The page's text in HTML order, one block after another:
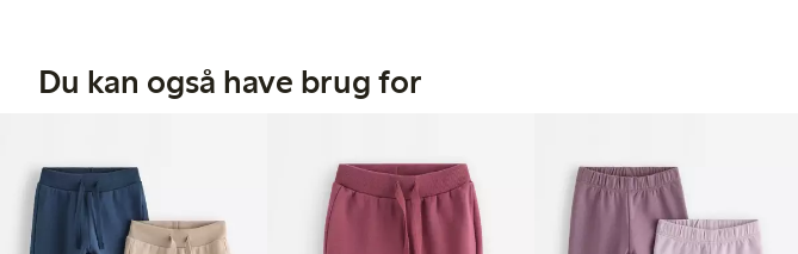
Du kan også have brug for